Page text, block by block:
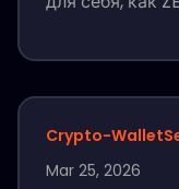
Crypto-Wallet
Mar 25, 2026